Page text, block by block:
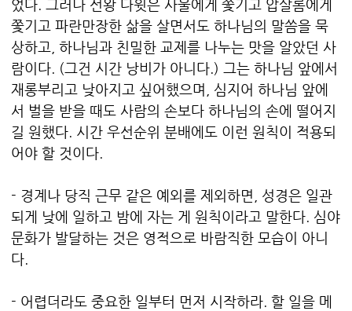
었다. 그러나 선왕 다윗은 사울에게 쫓기고 압살롬에게
쫓기고 파란만장한 삶을 살면서도 하나님의 말씀을 묵
상하고, 하나님과 친밀한 교제를 나누는 맛을 알았던 사
람이다. (그건 시간 낭비가 아니다.) 그는 하나님 앞에서
재롱부리고 낮아지고 싶어했으며, 심지어 하나님 앞에
서 벌을 받을 때도 사람의 손보다 하나님의 손에 떨어지
길 원했다. 시간 우선순위 분배에도 이런 원칙이 적용되
어야 할 것이다.
- 경계나 당직 근무 같은 예외를 제외하면, 성경은 일관
되게 낮에 일하고 밤에 자는 게 원칙이라고 말한다. 심야
문화가 발달하는 것은 영적으로 바람직한 모습이 아니
다.
- 어렵더라도 중요한 일부터 먼저 시작하라. 할 일을 메